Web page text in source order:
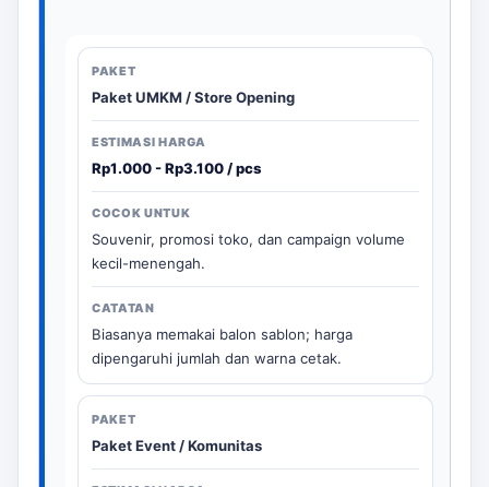
Paket UMKM / Store Opening
Rp1.000 - Rp3.100 / pcs
Souvenir, promosi toko, dan campaign volume
kecil-menengah.
Biasanya memakai balon sablon; harga
dipengaruhi jumlah dan warna cetak.
Paket Event / Komunitas